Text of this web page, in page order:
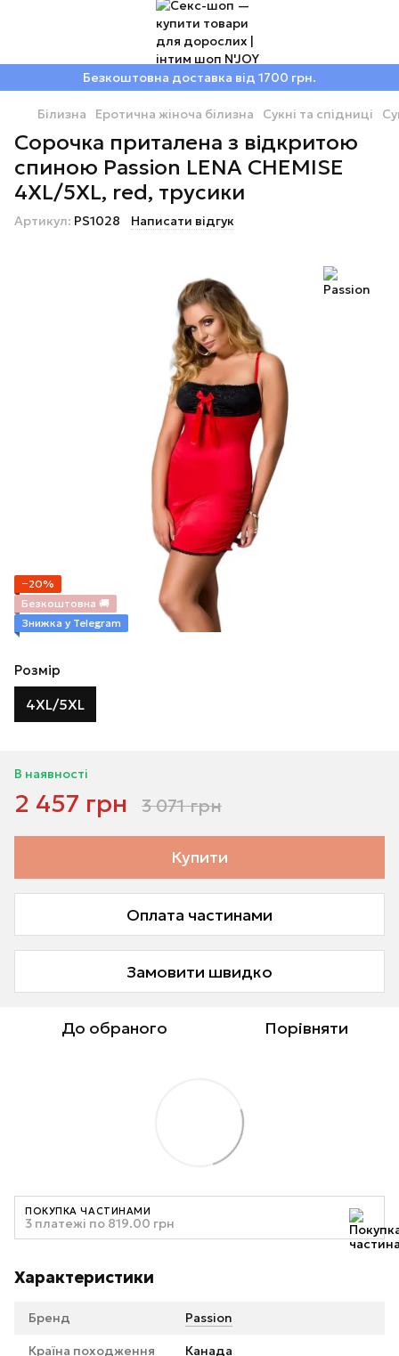
Безкоштовна доставка від 1700 грн.
Білизна Еротична жіноча білизна Сукні та спідниці
Сорочка приталена з відкритою
спиною Passion LENA CHEMISE
4XL/5XL, red, трусики
Артикул: PS1028 Написати відгук
−20%
Безкоштовна 🚚
Знижка у Telegram
Розмір
4XL/5XL
В наявності
2 457 грн 3 071 грн
Купити
Оплата частинами
Замовити швидко
До обраного Порівняти
ПОКУПКА ЧАСТИНАМИ
3 платежі по 819.00 грн
Характеристики
Бренд Passion
Країна походження Канада